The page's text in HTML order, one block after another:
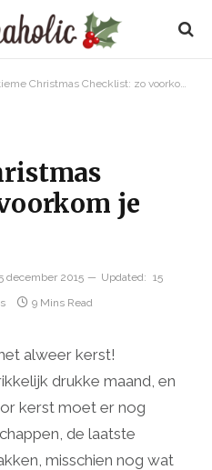
Christmas Checklist: zo voorkom je kerststress!
je
december 2015 Updated: 15
9 Mins Read
alweer kerst!
drukke maand, en
kerst moet er nog
de laatste
misschien nog wat